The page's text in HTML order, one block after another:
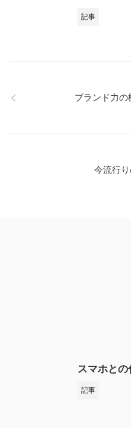
記事
ブランド力の
今流行
スマホと
記事